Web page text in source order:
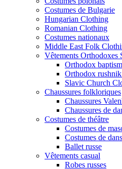
Costumes de Bulgarie
Hungarian Clothing
Romanian Clothing
Costumes nationaux
Middle East Folk
Vêtements Orthodoxes
Orthodox
Orthodox
Slavic Church
Chaussures folkloriques
Chaussures
Chaussures de
Costumes de théâtre
Costumes de
Costumes de
Ballet russe
Vêtements casual
Robes russes